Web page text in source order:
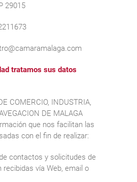
29015
tratamos sus datos
COMERCIO, INDUSTRIA,
DE MALAGA
que nos facilitan las
con el fin de realizar:
contactos y solicitudes de
recibidas vía Web, email o